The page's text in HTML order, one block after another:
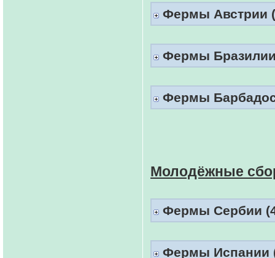
Фермы Австрии
Фермы Бразилии
Фермы
Молодёжные
Фермы Сербии
Фермы Испании